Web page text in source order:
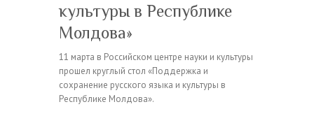
культуры в Республике
Молдова»
11 марта в Российском центре науки и культуры
прошел круглый стол «Поддержка и
сохранение русского языка и культуры в
Республике Молдова».